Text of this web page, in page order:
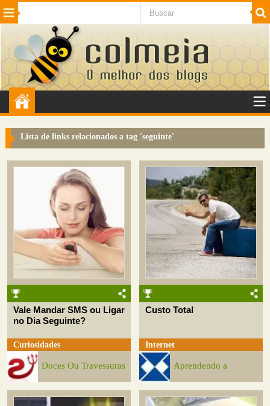
Beleza Cinema e TV
Internet Jogos NotÃ­cias SaÃºde
VeÃ­culos Adulto
Sugerir Link
Colmeia Exchange
Perguntas Frequentes
Sobre
Contato
Lista de links relacionados a tag 'seguinte'
Vale Mandar SMS ou Ligar
no Dia Seguinte?
Curiosidades
Doces Ou Travessuras
Custo Total
Internet
Aprendendo a